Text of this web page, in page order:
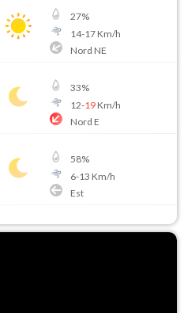
27%
14-17Km/h
Nord NE
33%
12-19Km/h
Nord E
58%
6-13 Km/h
Est